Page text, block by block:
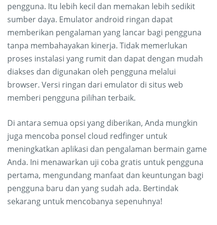
pengguna. Itu lebih kecil dan memakan lebih sedikit
sumber daya. Emulator android ringan dapat
memberikan pengalaman yang lancar bagi pengguna
tanpa membahayakan kinerja. Tidak memerlukan
proses instalasi yang rumit dan dapat dengan mudah
diakses dan digunakan oleh pengguna melalui
browser. Versi ringan dari emulator di situs web
memberi pengguna pilihan terbaik.
Di antara semua opsi yang diberikan, Anda mungkin
juga mencoba ponsel cloud redfinger untuk
meningkatkan aplikasi dan pengalaman bermain game
Anda. Ini menawarkan uji coba gratis untuk pengguna
pertama, mengundang manfaat dan keuntungan bagi
pengguna baru dan yang sudah ada. Bertindak
sekarang untuk mencobanya sepenuhnya!